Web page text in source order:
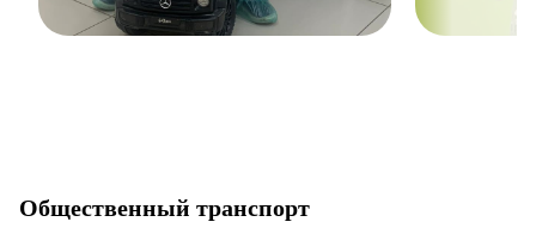
Общественный транспорт